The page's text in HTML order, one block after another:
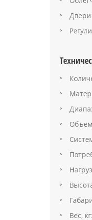
Двери
Вес,